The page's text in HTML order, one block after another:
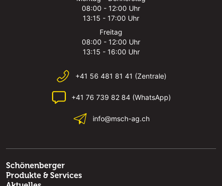
08:00 - 12:00 Uhr
13:15 - 17:00 Uhr
Freitag
08:00 - 12:00 Uhr
13:15 - 16:00 Uhr
+41 56 481 81 41 (Zentrale)
+41 76 739 82 84 (WhatsApp)
info@msch-ag.ch
Schönenberger
Produkte & Services